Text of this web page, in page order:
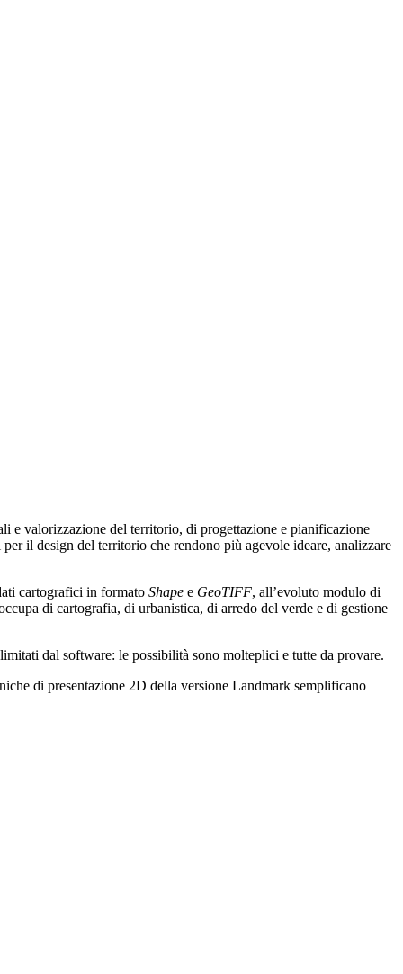
e valorizzazione del territorio, di progettazione e pianificazione
il design del territorio che rendono più agevole ideare, analizzare
cartografici in formato Shape e GeoTIFF, all’evoluto modulo di
di cartografia, di urbanistica, di arredo del verde e di gestione
dal software: le possibilità sono molteplici e tutte da provare.
di presentazione 2D della versione Landmark semplificano